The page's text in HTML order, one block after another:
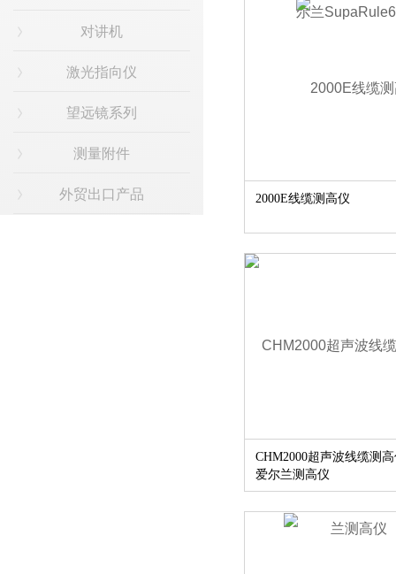
对讲机
激光指向仪
望远镜系列
测量附件
外贸出口产品 2000E线缆测高仪
CHM2000超声波线缆测
爱尔兰测高仪